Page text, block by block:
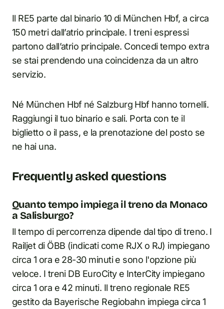
Il RE5 parte dal binario 10 di München Hbf, a circa
150 metri dall’atrio principale. I treni espressi
partono dall’atrio principale. Concedi tempo extra
se stai prendendo una coincidenza da un altro
servizio.
Né München Hbf né Salzburg Hbf hanno tornelli.
Raggiungi il tuo binario e sali. Porta con te il
biglietto o il pass, e la prenotazione del posto se
ne hai una.
Frequently asked questions
Quanto tempo impiega il treno da Monaco
a Salisburgo?
Il tempo di percorrenza dipende dal tipo di treno. I
Railjet di ÖBB (indicati come RJX o RJ) impiegano
circa 1 ora e 28-30 minuti e sono l'opzione più
veloce. I treni DB EuroCity e InterCity impiegano
circa 1 ora e 42 minuti. Il treno regionale RE5
gestito da Bayerische Regiobahn impiega circa 1